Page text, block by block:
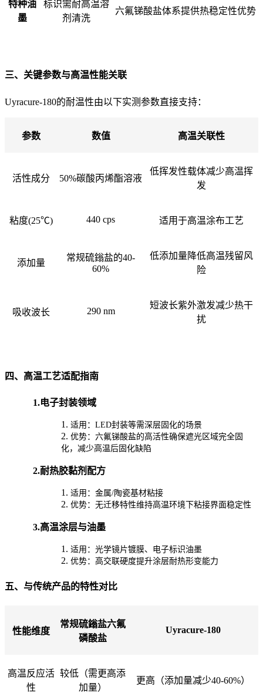
特种油
墨
标识需耐高温溶
剂清洗
六氟锑酸盐体系提供热稳定性优势
三、关键参数与高温性能关联
Uyracure-180的耐温性由以下实测参数直接支持：
参数 数值 高温关联性
活性成分 50%碳酸丙烯酯溶液
低挥发性载体减少高温挥
发
粘度(25℃) 440 cps 适用于高温涂布工艺
添加量
常规硫鎓盐的40-
60%
低添加量降低高温残留风
险
吸收波长 290 nm
短波长紫外激发减少热干
扰
四、高温工艺适配指南
1.电子封装领域
1. 适用：LED封装等需深层固化的场景
2. 优势：六氟锑酸盐的高活性确保遮光区域完全固
化，减少高温后固化缺陷
2.耐热胶黏剂配方
1. 适用：金属/陶瓷基材粘接
2. 优势：无迁移特性维持高温环境下粘接界面稳定性
3.高温涂层与油墨
1. 适用：光学镜片镀膜、电子标识油墨
2. 优势：高交联硬度提升涂层耐热形变能力
五、与传统产品的特性对比
性能维度
常规硫鎓盐六氟
磷酸盐
Uyracure-180
高温反应活
性
较低（需更高添
加量）
更高（添加量减少40-60%）